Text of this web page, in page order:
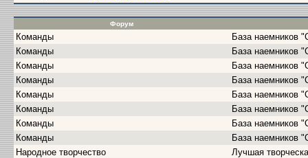
Форум
Команды
База наемников
Команды
База наемников
Команды
База наемников
Команды
База наемников
Команды
База наемников
Команды
База наемников
Команды
База наемников
Команды
База наемников
Народное творчество
Лучшая